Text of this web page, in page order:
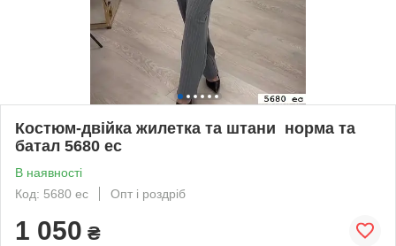
Костюм-двійка жилетка та штани норма та
батал 5680 ес
В наявності
Код: 5680 ес
Опт і роздріб
1 050 ₴